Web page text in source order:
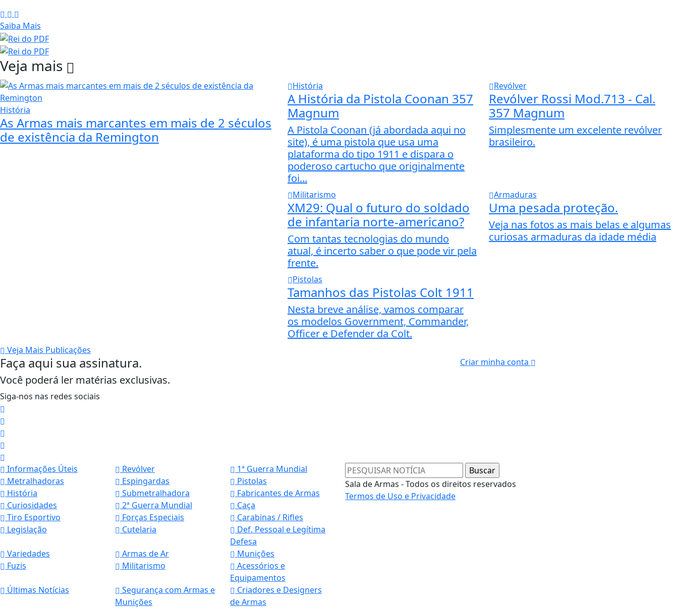
Saiba Mais
Veja mais
História
As Armas mais marcantes em mais de 2 séculos
de existência da Remington
História
A História da Pistola Coonan 357
Magnum
A Pistola Coonan (já abordada aqui no
site), é uma pistola que usa uma
plataforma do tipo 1911 e dispara o
poderoso cartucho que originalmente
foi...
Revólver
Revólver Rossi Mod.713 - Cal.
357 Magnum
Simplesmente um excelente revólver
brasileiro.
Militarismo
XM29: Qual o futuro do soldado
de infantaria norte-americano?
Com tantas tecnologias do mundo
atual, é incerto saber o que pode vir pela
frente.
Armaduras
Uma pesada proteção.
Veja nas fotos as mais belas e algumas
curiosas armaduras da idade média
Pistolas
Tamanhos das Pistolas Colt 1911
Nesta breve análise, vamos comparar
os modelos Government, Commander,
Officer e Defender da Colt.
Veja Mais Publicações
Faça aqui sua assinatura.
Você poderá ler matérias exclusivas.
Criar minha conta
Siga-nos nas redes sociais
Informações Úteis Revólver
1ª Guerra Mundial
Metralhadoras
Espingardas
Pistolas
História
Submetralhadora
Fabricantes de Armas
Curiosidades
2ª Guerra Mundial
Caça
Tiro Esportivo
Forças Especiais
Carabinas / Rifles
Legislação
Cutelaria
Def. Pessoal e Legítima
Defesa
Variedades
Armas de Ar
Munições
Fuzis
Militarismo
Acessórios e
Equipamentos
Últimas Notícias
Segurança com Armas e
Munições
Criadores e Designers
de Armas
Sala de Armas - Todos os direitos reservados
Termos de Uso e Privacidade
Termos de Uso e Privacidade
Esse site utiliza cookies para melhorar sua experiência de navegação. Ao continuar o acesso, entendemos que você